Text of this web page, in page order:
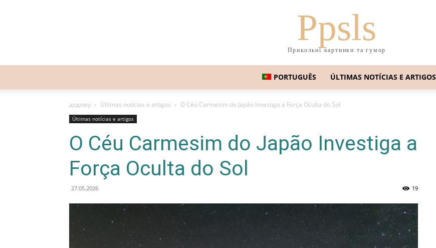
Ppsls
Прикольні картинки та гумор
PORTUGUÊS ÚLTIMAS NOTÍCIAS E ARTIGOS
додому Últimas notícias e artigos O Céu Carmesim do Japão Investiga a Força Oculta do Sol
Últimas notícias e artigos
O Céu Carmesim do Japão Investiga a
Força Oculta do Sol
27.05.2026 19